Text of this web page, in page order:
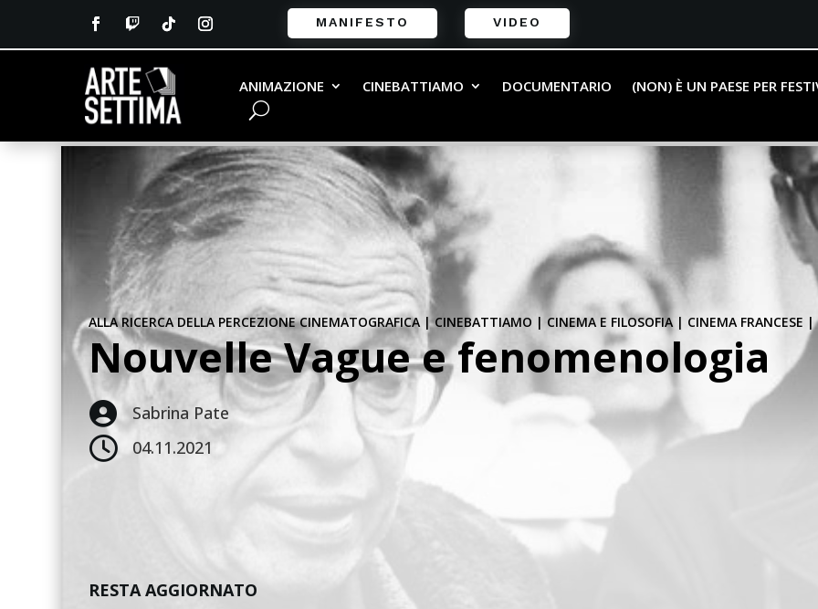
MANIFESTO VIDEO
ANIMAZIONE CINEBATTIAMO DOCUMENTARIO (NON) È UN PAESE PER
ALLA RICERCA DELLA PERCEZIONE CINEMATOGRAFICA|CINEBATTIAMO | CINEMA E FILOSOFIA| CINEMA FRANCESE |
Nouvelle Vague e fenomenologia
 Sabrina Pate
 04.11.2021
RESTA AGGIORNATO